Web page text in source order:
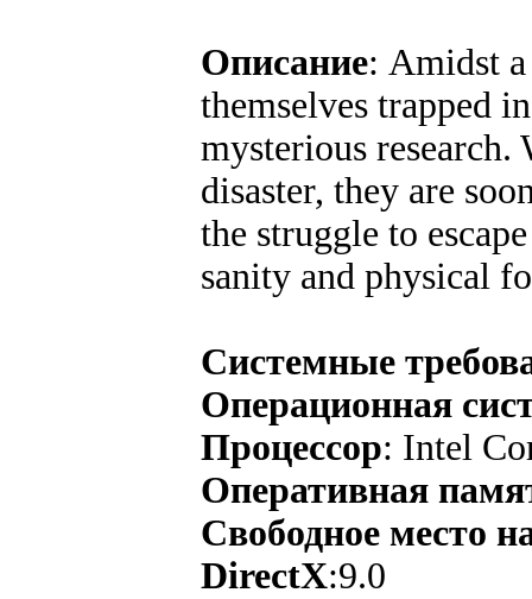
Описание: Amidst
themselves trapped
mysterious
disaster, they are
the struggle to
sanity and physical
Системные
Операционная
Процессор: Intel
Оперативная
Свободное место
DirectX:9.0